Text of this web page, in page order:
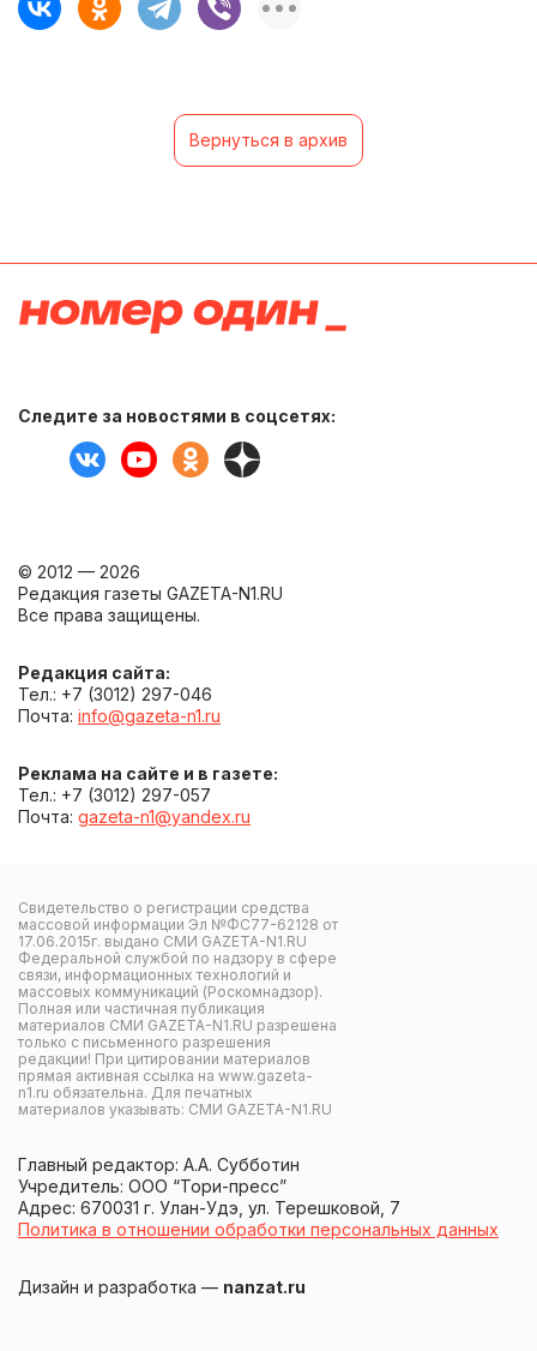
Вернуться в архив
Следите за новостями в соцсетях:
© 2012 — 2026
Редакция газеты GAZETA-N1.RU
Все права защищены.
Редакция сайта:
Тел.: +7 (3012) 297-046
Почта: info@gazeta-n1.ru
Реклама на сайте и в газете:
Тел.: +7 (3012) 297-057
Почта: gazeta-n1@yandex.ru
Свидетельство о регистрации средства
массовой информации Эл №ФС77-62128 от
17.06.2015г. выдано СМИ GAZETA-N1.RU
Федеральной службой по надзору в сфере
связи, информационных технологий и
массовых коммуникаций (Роскомнадзор).
Полная или частичная публикация
материалов СМИ GAZETA-N1.RU разрешена
только с письменного разрешения
редакции! При цитировании материалов
прямая активная ссылка на www.gazeta-
n1.ru обязательна. Для печатных
материалов указывать: СМИ GAZETA-N1.RU
Главный редактор: А.А. Субботин
Учредитель: ООО “Тори-пресс”
Адрес: 670031 г. Улан-Удэ, ул. Терешковой, 7
Политика в отношении обработки персональных данных
Дизайн и разработка — nanzat.ru